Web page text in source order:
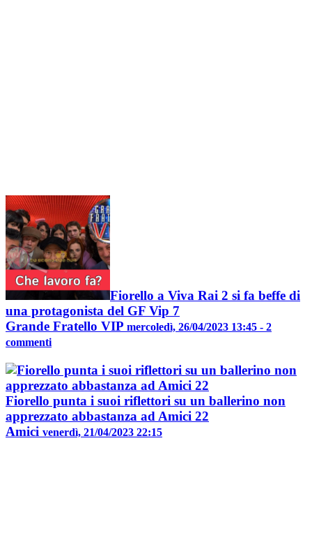
Fiorello a Viva Rai 2 si fa beffe di
una protagonista del GF Vip 7
Grande Fratello VIP mercoledì, 26/04/2023 13:45 - 2
commenti
Fiorello punta i suoi riflettori su un ballerino non
apprezzato abbastanza ad Amici 22
Amici venerdì, 21/04/2023 22:15